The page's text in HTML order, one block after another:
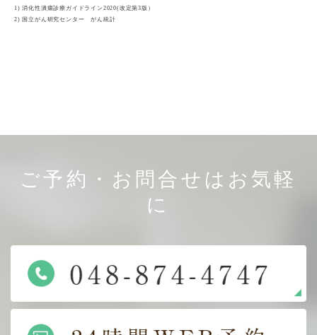
1) 消化性潰瘍診療ガイドライン2020(改定第3版）
2) 国立がん研究センター がん統計
ご予約・お問合せはお気軽
に